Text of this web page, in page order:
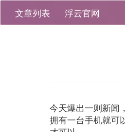
文章列表 浮云官网
今天爆出一则新闻
拥有一台手机就可